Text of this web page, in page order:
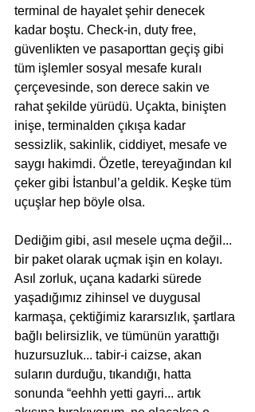
terminal de hayalet şehir denecek
kadar boştu. Check-in, duty free,
güvenlikten ve pasaporttan geçiş gibi
tüm işlemler sosyal mesafe kuralı
çerçevesinde, son derece sakin ve
rahat şekilde yürüdü. Uçakta, binişten
inişe, terminalden çıkışa kadar
sessizlik, sakinlik, ciddiyet, mesafe ve
saygı hakimdi. Özetle, tereyağından kıl
çeker gibi İstanbul’a geldik. Keşke tüm
uçuşlar hep böyle olsa.
Dediğim gibi, asıl mesele uçma değil...
bir paket olarak uçmak işin en kolayı.
Asıl zorluk, uçana kadarki sürede
yaşadığımız zihinsel ve duygusal
karmaşa, çektiğimiz kararsızlık, şartlara
bağlı belirsizlik, ve tümünün yarattığı
huzursuzluk... tabir-i caizse, akan
suların durduğu, tıkandığı, hatta
sonunda “eehhh yetti gayri... artık